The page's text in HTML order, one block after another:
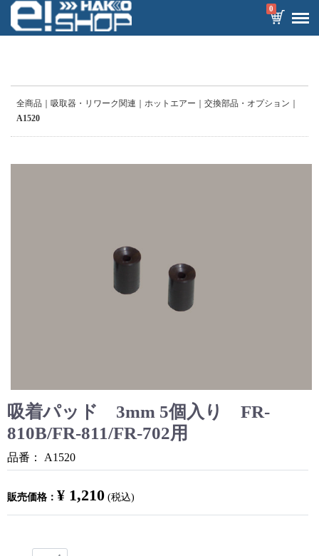
0
全商品 吸取器・リワーク関連 ホットエアー
交換部品・オプション
A1520
吸着パッド 3mm 5個入り FR-
810B/FR-811/FR-702用
品番： A1520
販売価格： ¥ 1,210 (税込)